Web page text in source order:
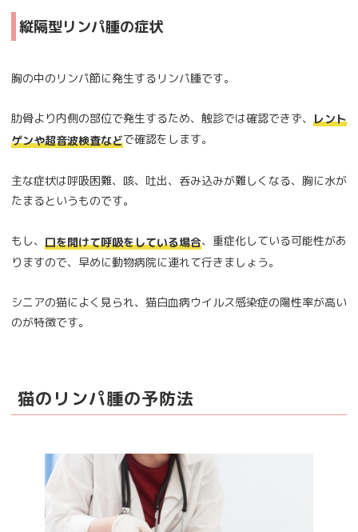
縦隔型リンパ腫の症状
胸の中のリンパ節に発生するリンパ腫です。
肋骨より内側の部位で発生するため、触診では確認できず、 レント
ゲンや超音波検査などで確認をします。
主な症状は呼吸困難、咳、吐出、呑み込みが難しくなる、胸に水が
たまるというものです。
もし、 口を開けて呼吸をしている場合、重症化している可能性があ
りますので、早めに動物病院に連れて行きましょう。
シニアの猫によく見られ、猫白血病ウイルス感染症の陽性率が高い
のが特徴です。
猫のリンパ腫の予防法